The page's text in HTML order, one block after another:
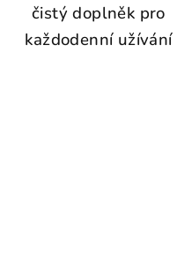
čistý doplněk pro
každodenní užívání